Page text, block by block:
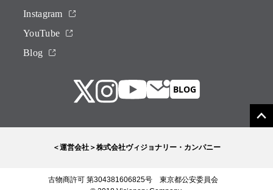
Instagram
YouTube
Blog
＜運営会社＞株式会社ヴィジョナリー・カンパニー
古物商許可 第304381606825号 東京都公安委員会